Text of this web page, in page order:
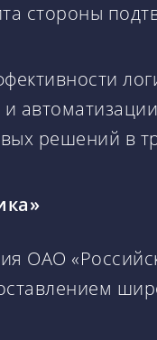
стороны
решений в
ОАО